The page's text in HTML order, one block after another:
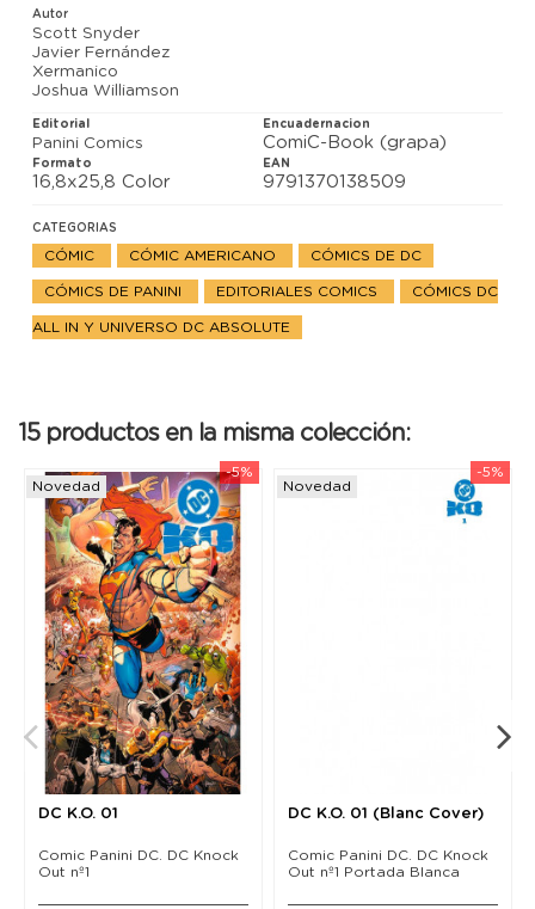
Por Scott Snyder, Joshua Williamson, Xermánico y
Javi Fernández
Autor
Scott Snyder
Javier Fernández
Xermanico
Joshua Williamson
Editorial
Panini Comics
Encuadernacion
ComiC-Book (grapa)
Formato
16,8x25,8 Color
EAN
9791370138509
CATEGORIAS
CÓMIC CÓMIC AMERICANO CÓMICS DE DC
CÓMICS DE PANINI EDITORIALES COMICS CÓMICS DC
ALL IN Y UNIVERSO DC ABSOLUTE
15 productos en la misma colección:
-5%
Novedad
DC K.O. 01
Comic Panini DC. DC Knock
Out nº1
-5%
Novedad
DC K.O. 01 (Blanc Cover)
Comic Panini DC. DC Knock
Out nº1 Portada Blanca